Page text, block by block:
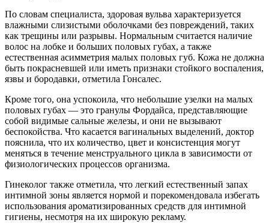
По словам специалиста, здоровая вульва характеризуется
влажными слизистыми оболочками без повреждений, таких
как трещины или разрывы. Нормальным считается наличие
волос на лобке и больших половых губах, а также
естественная асимметрия малых половых губ. Кожа не должна
быть покрасневшей или иметь признаки стойкого воспаления,
язвы и бородавки, отметила Гонсалес.
Кроме того, она успокоила, что небольшие узелки на малых
половых губах — это гранулы Фордайса, представляющие
собой видимые сальные железы, и они не вызывают
беспокойства. Что касается вагинальных выделений, доктор
пояснила, что их количество, цвет и консистенция могут
меняться в течение менструального цикла в зависимости от
физиологических процессов организма.
Гинеколог также отметила, что легкий естественный запах
интимной зоны является нормой и порекомендовала избегать
использования ароматизированных средств для интимной
гигиены, несмотря на их широкую рекламу.